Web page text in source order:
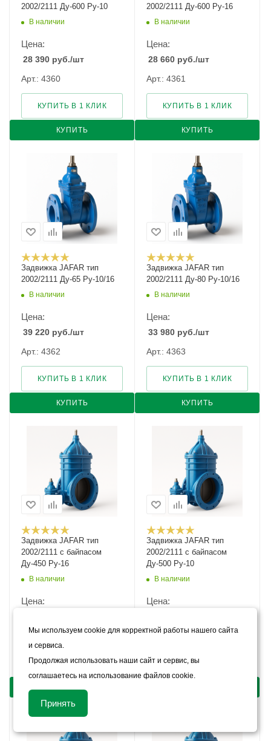
2002/2111 Ду-600 Ру-10
В наличии
Цена:
28 390 руб./шт
Арт.: 4360
КУПИТЬ
КУПИТЬ В 1 КЛИК
2002/2111 Ду-600 Ру-16
В наличии
Цена:
28 660 руб./шт
Арт.: 4361
КУПИТЬ
КУПИТЬ В 1 КЛИК
Задвижка JAFAR тип
2002/2111 Ду-65 Ру-10/16
В наличии
Цена:
39 220 руб./шт
Арт.: 4362
КУПИТЬ
КУПИТЬ В 1 КЛИК
Задвижка JAFAR тип
2002/2111 Ду-80 Ру-10/16
В наличии
Цена:
33 980 руб./шт
Арт.: 4363
КУПИТЬ
КУПИТЬ В 1 КЛИК
Задвижка JAFAR тип
2002/2111 с байпасом
Ду-450 Ру-16
В наличии
Цена:
Арт.: 4367
КУПИТЬ В 1 КЛИК
Задвижка JAFAR тип
2002/2111 с байпасом
Ду-500 Ру-10
В наличии
Цена:
Арт.: 4368
КУПИТЬ В 1 КЛИК
Мы используем cookie для корректной работы нашего сайта
и сервиса.
Продолжая использовать наши сайт и сервис, вы
соглашаетесь на использование файлов cookie.
Принять